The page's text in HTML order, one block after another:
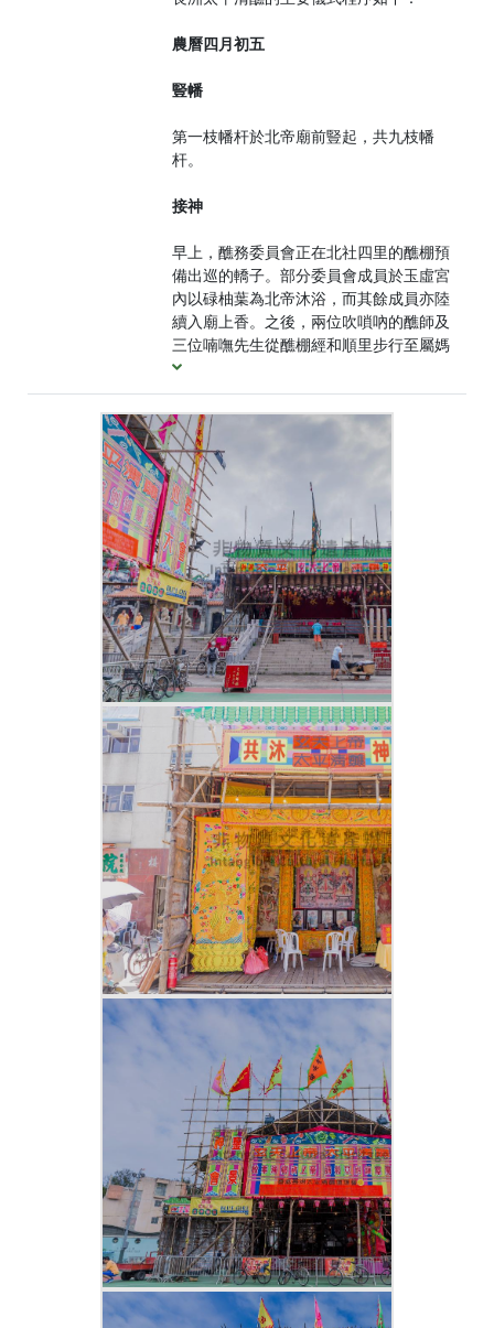
農曆四月初五
豎幡
第一枝幡杆於北帝廟前豎起，共九枝幡
杆。
接神
早上，醮務委員會正在北社四里的醮棚預
備出巡的轎子。部分委員會成員於玉虛宮
內以碌柚葉為北帝沐浴，而其餘成員亦陸
續入廟上香。之後，兩位吹嗩吶的醮師及
三位喃嘸先生從醮棚經和順里步行至屬媽
勝堂的北社天后宮迎天后。主席跪在天后
前問卜，以便請天后及其護身至供奉桌，
此時，所有男人迴避，由女人替天后更
衣、戴冠及戴鍊。化衣後，由主席抬天后
的行身至轎上，整頓好後，由喃嘸先生帶
領，女士抬著轎子經和順里步行至玉虛
宮。
及後，醮務委員會迎接北帝的行身至玉虛
宮前的轎上，繼而迎接玉虛宮內的玄天上
帝至轎上。上香後，巡遊隊伍帶著北帝、
北社天后、玄天上帝的行身從醮棚出發，
經北社街、新興街、新興後街，再折返新
興街、北社街，便返回醮棚。
為神祇開光
巡遊完畢，把北帝、北社天后和玄天上帝
抬至神棚內安坐，主席和其他成員一起上
香拜神。其他社團於當天先後請出不同廟
宇的神祇供奉於神棚。晚上則由喃嘸先生
為神祇開光。
農曆四月初七 走午朝、醒獅麒麟點睛、
祭水幽、迎聖
農曆四月初八 謝幡、飄色、會景巡遊、
祭大幽、酬神、搶包山
飄色
飄色及會景巡遊皆在正醮日舉行。「色
櫃」作為供小孩站立的流動舞台已佈置完
成，小孩則擔任「色芯」。色芯會預先化
妝，並身穿白色內衣褲，然後被放到「色
梗」上（色梗是用鐵枝屈曲而成，並連接
著色櫃的鐵架）。色櫃上有一環臂鐵架，
底座有一個小座盤，放腳處則有鐵枝承
托。色芯看似站著，其實他是坐著的。在
色芯腰部纏上布帶以繫緊環臂鐵架完成固
定工作，確保色芯坐姿正確及舒適後再為
他穿上衣服及戴上頭飾，衣服會連同鐵架